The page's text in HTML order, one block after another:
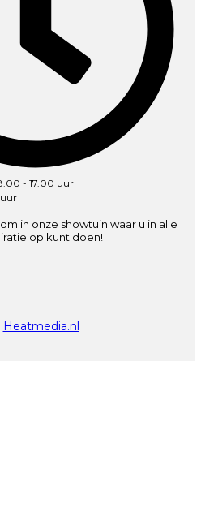
- 17.00 uur
in onze showtuin waar u in alle
op kunt doen!
Heatmedia.nl